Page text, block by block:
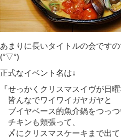
あまりに長いタイトルの会です
(°▽°)
正式なイベント名は↓
『せっかくクリスマスイヴが日
皆んなでワイワイガヤガヤと
ブイヤベース的魚介鍋をつっ
チキンも頬張って、
〆にクリスマスケーキまで出